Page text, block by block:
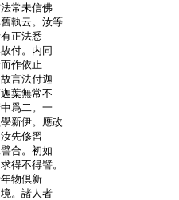
常未信佛
執云。汝等
正法悉
付。内同
作依止
言法付迦
葉無常不
爲二。一
新伊。應改
先修習
合。初如
得不得譬。
物倶新
。諸人者